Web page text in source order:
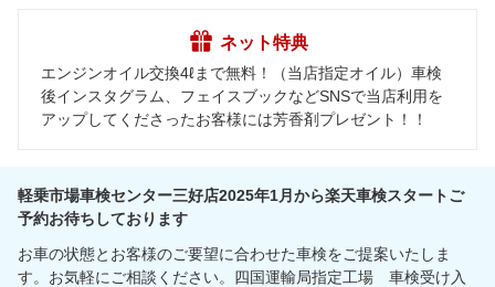
ネット特典
エンジンオイル交換4ℓまで無料！（当店指定オイル）車検
後インスタグラム、フェイスブックなどSNSで当店利用を
アップしてくださったお客様には芳香剤プレゼント！！
軽乗市場車検センター三好店2025年1月から楽天車検スタートご
予約お待ちしております
お車の状態とお客様のご要望に合わせた車検をご提案いたしま
す。お気軽にご相談ください。四国運輸局指定工場 車検受け入